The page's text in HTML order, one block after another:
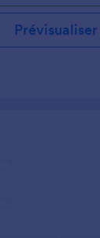
Prévisualiser